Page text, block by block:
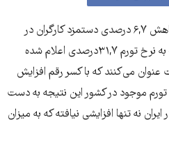
در مقابل فعالان کارگری ایران از کاهش ۶,۷ درصدی دستمزد کارگران در
سال ۹۲ خبر می‌دهند. آنها با توجه به نرخ تورم ۳۱,۷درصدی اعلام شده
می‌کنند که با کسر رقم افزایش
سال ۹۲ از نرخ تورم موجود در کشور این نتیجه به دست
نه تنها افزایشی نیافته که به میزان